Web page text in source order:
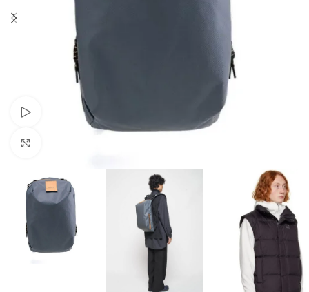
Переглянути